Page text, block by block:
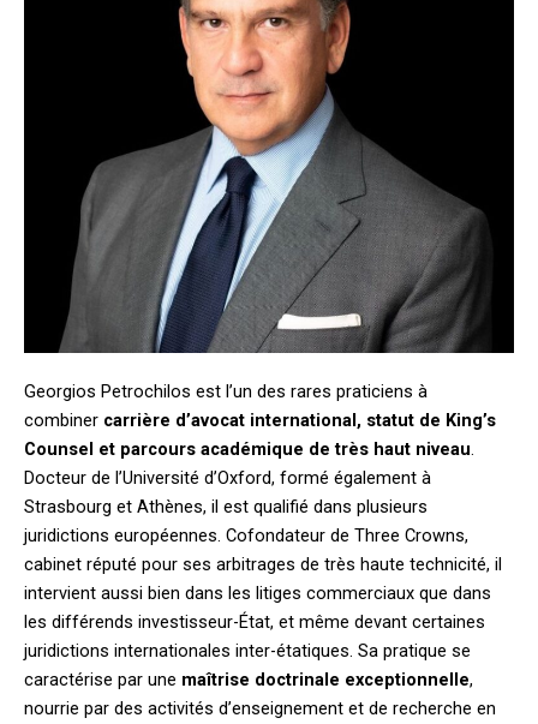
Georgios Petrochilos est l’un des rares praticiens à
combiner carrière d’avocat international, statut de King’s
Counsel et parcours académique de très haut niveau.
Docteur de l’Université d’Oxford, formé également à
Strasbourg et Athènes, il est qualifié dans plusieurs
juridictions européennes. Cofondateur de Three Crowns,
cabinet réputé pour ses arbitrages de très haute technicité, il
intervient aussi bien dans les litiges commerciaux que dans
les différends investisseur-État, et même devant certaines
juridictions internationales inter-étatiques. Sa pratique se
caractérise par une maîtrise doctrinale exceptionnelle,
nourrie par des activités d’enseignement et de recherche en